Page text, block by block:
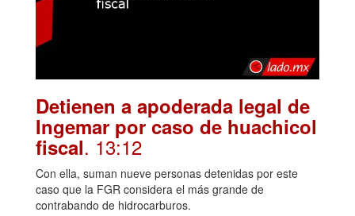
Detienen a apoderada legal de
Ingemar por caso de huachicol
fiscal. 13:12
Con ella, suman nueve personas detenidas por este
caso que la FGR considera el más grande de
contrabando de hidrocarburos.